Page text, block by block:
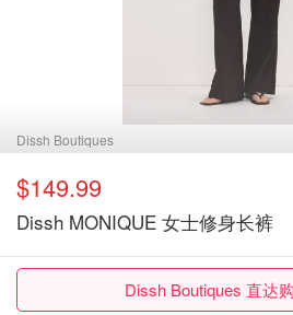
Dissh Boutiques
$149.99
Dissh MONIQUE 女士修身长裤
Dissh Boutiques 直达